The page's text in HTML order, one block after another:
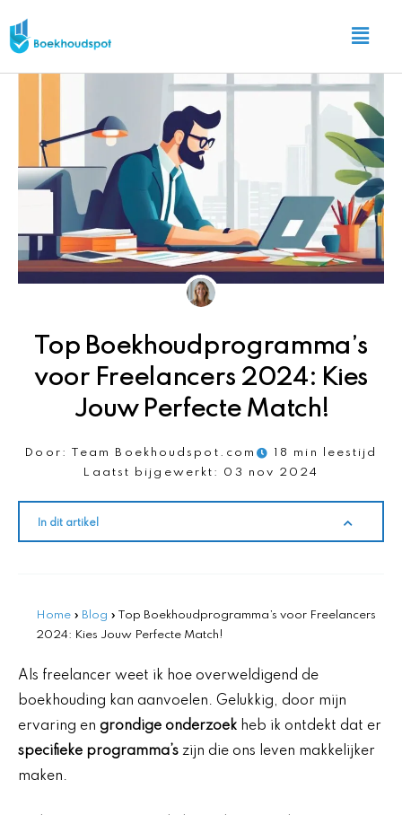
naar
de
Main
Menu
Top Boekhoudprogramma’s
voor Freelancers 2024: Kies
Jouw Perfecte Match!
Door: Team Boekhoudspot.com
18 min leestijd
Laatst bijgewerkt:
03 nov 2024
In dit artikel
Home » Blog » Top Boekhoudprogramma’s voor Freelancers
2024: Kies Jouw Perfecte Match!
Als freelancer weet ik hoe overweldigend de
boekhouding kan aanvoelen. Gelukkig, door mijn
ervaring en grondige onderzoek heb ik ontdekt dat er
specifieke programma’s zijn die ons leven makkelijker
maken.